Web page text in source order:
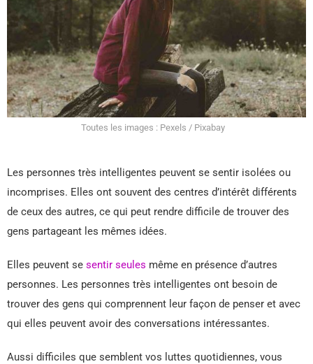
Toutes les images : Pexels / Pixabay
Les personnes très intelligentes peuvent se sentir isolées ou
incomprises. Elles ont souvent des centres d’intérêt différents
de ceux des autres, ce qui peut rendre difficile de trouver des
gens partageant les mêmes idées.
Elles peuvent se sentir seules même en présence d’autres
personnes. Les personnes très intelligentes ont besoin de
trouver des gens qui comprennent leur façon de penser et avec
qui elles peuvent avoir des conversations intéressantes.
Aussi difficiles que semblent vos luttes quotidiennes, vous